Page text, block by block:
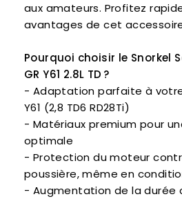
aux amateurs. Profitez
avantages de cet
Pourquoi choisir le Snorkel
GR Y61 2.8L TD ?
- Adaptation parfaite à votre
Y61 (2,8 TD6 RD28Ti)
- Matériaux premium pour
optimale
- Protection du moteur
poussière, même en
- Augmentation de la durée